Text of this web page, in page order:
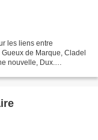
les liens entre
de Marque, Cladel
nouvelle, Dux.